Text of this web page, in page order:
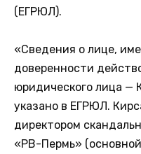
(ЕГРЮЛ).
«Сведения о лице,
доверенности
юридического лица —
указано в ЕГРЮЛ.
директором
«РВ-Пермь»